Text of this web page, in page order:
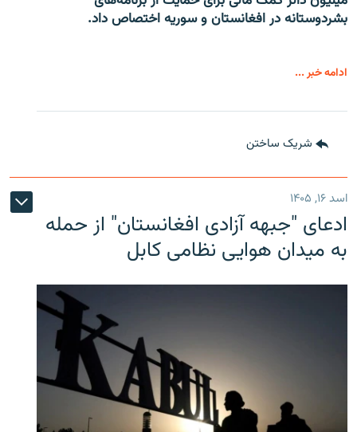
بشردوستانه در افغانستان و سوریه اختصاص داد.
ادامه خبر ...
شریک ساختن
اسد ۱۶, ۱۴۰۵
ادعای "جبهه آزادی افغانستان" از حمله
به میدان هوایی نظامی کابل